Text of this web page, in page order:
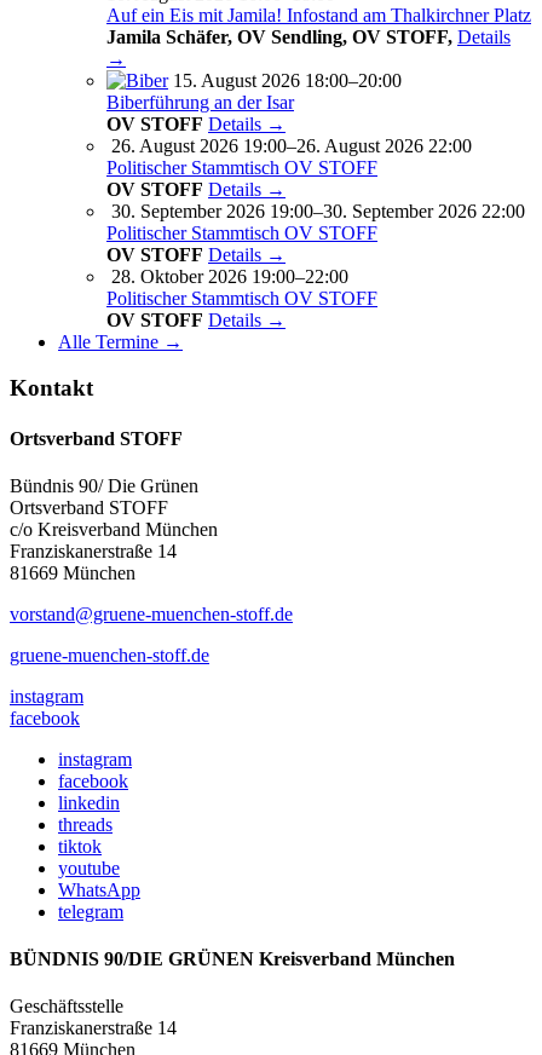
Auf ein Eis mit Jamila! Infostand am Thalkirchner Platz
Jamila Schäfer, OV Sendling, OV STOFF, Details
→
15. August 2026 18:00–20:00
Biberführung an der Isar
OV STOFF Details →
26. August 2026 19:00–26. August 2026 22:00
Politischer Stammtisch OV STOFF
OV STOFF Details →
30. September 2026 19:00–30. September 2026 22:00
Politischer Stammtisch OV STOFF
OV STOFF Details →
28. Oktober 2026 19:00–22:00
Politischer Stammtisch OV STOFF
OV STOFF Details →
Alle Termine →
Kontakt
Ortsverband STOFF
Bündnis 90/ Die Grünen
Ortsverband STOFF
c/o Kreisverband München
Franziskanerstraße 14
81669 München
vorstand@gruene-muenchen-stoff.de
gruene-muenchen-stoff.de
instagram
facebook
instagram
facebook
linkedin
threads
tiktok
youtube
WhatsApp
telegram
BÜNDNIS 90/DIE GRÜNEN Kreisverband München
Geschäftsstelle
Franziskanerstraße 14
81669 München